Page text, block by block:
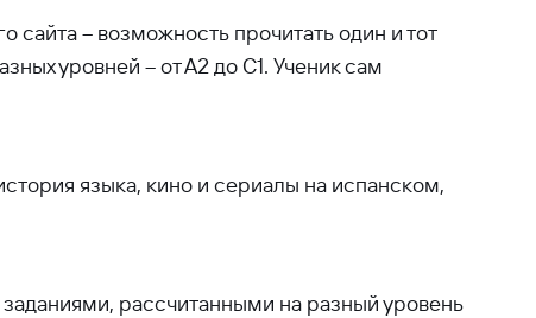
сайта – возможность прочитать один и тот
уровней – от А2 до C1. Ученик сам
языка, кино и сериалы на испанском,
рассчитанными на разный уровень